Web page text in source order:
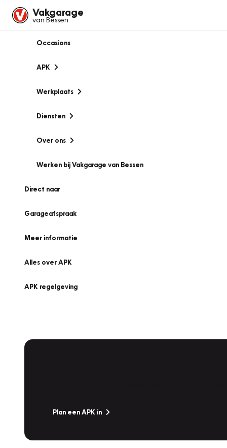
Vakgarage
van Bessen
Occasions
APK
Werkplaats
Diensten
Over ons
Werken bij Vakgarage van Bessen
Direct naar
Garageafspraak
Meer informatie
Alles over APK
APK regelgeving
Plan een APK in